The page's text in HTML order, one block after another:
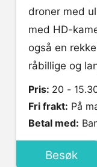
droner med
med HD-
også en
råbillige og
Pris: 20 -
Fri frakt: På
Betal med:
Besøk